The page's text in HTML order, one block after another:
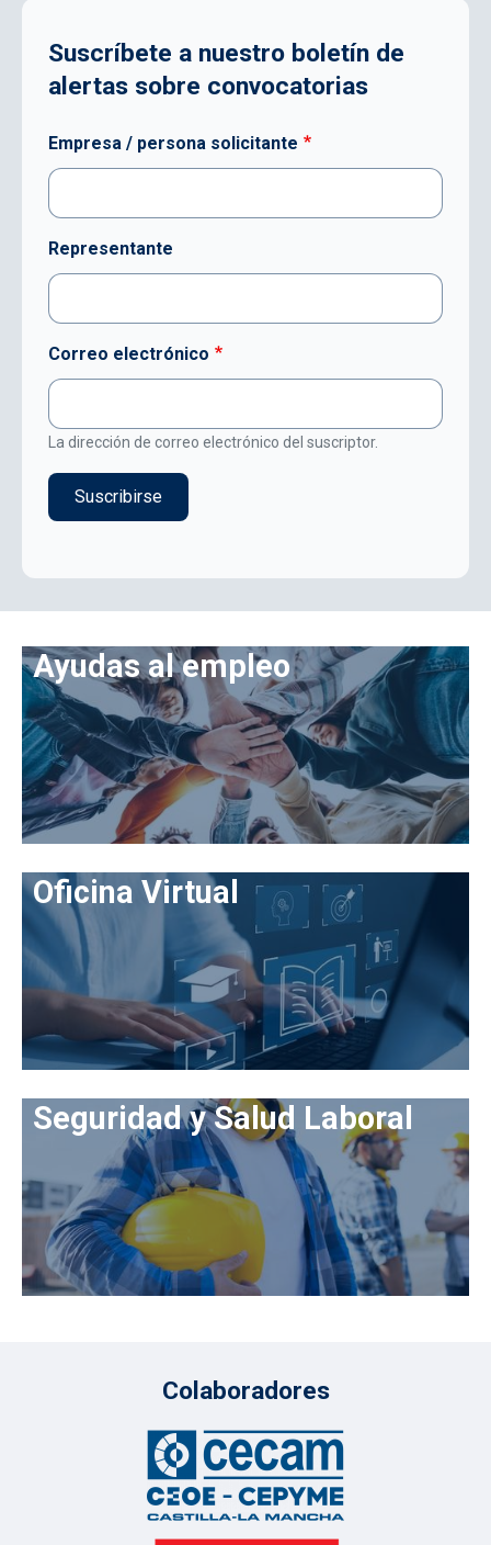
Suscríbete a nuestro boletín de
alertas sobre convocatorias
Empresa / persona solicitante
Representante
Correo electrónico
La dirección de correo electrónico del suscriptor.
Ayudas al empleo
Oficina Virtual
Seguridad y Salud Laboral
Colaboradores